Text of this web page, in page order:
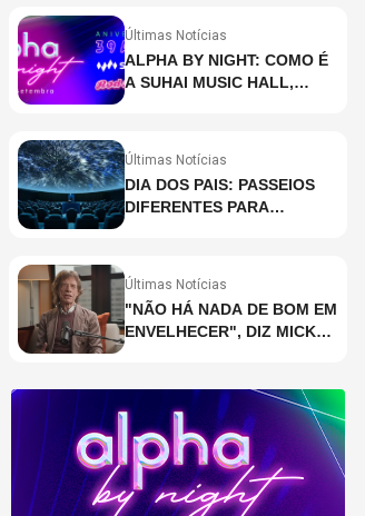
Últimas Notícias
ALPHA BY NIGHT: COMO É
A SUHAI MUSIC HALL,
PAULO?
Últimas Notícias
DIA DOS PAIS: PASSEIOS
DIFERENTES PARA
Últimas Notícias
"NÃO HÁ NADA DE BOM EM
ENVELHECER", DIZ MICK